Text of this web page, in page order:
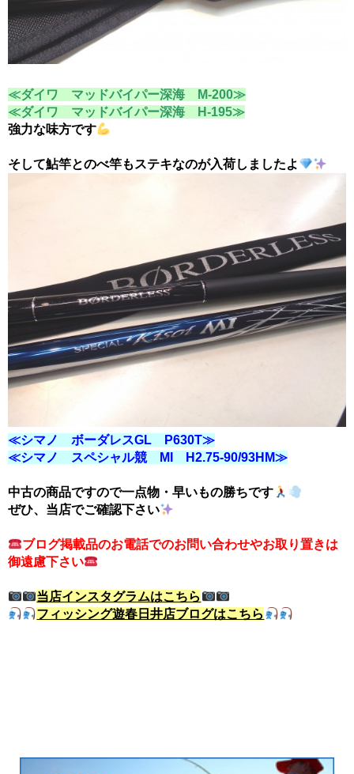
≪ダイワ マッドバイパー深海 M-200≫
≪ダイワ マッドバイパー深海 H-195≫
強力な味方です
そして鮎竿とのべ竿もステキなのが入荷しましたよ
≪シマノ ボーダレスGL P630T≫
≪シマノ スペシャル競 MI H2.75-90/93HM≫
中古の商品ですので一点物・早いもの勝ちです
ぜひ、当店でご確認下さい
ブログ掲載品のお電話でのお問い合わせやお取り置きは
御遠慮下さい
当店インスタグラムはこちら
フィッシング遊春日井店ブログはこちら